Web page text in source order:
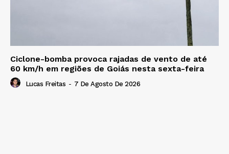
Ciclone-bomba provoca rajadas de vento de até
60 km/h em regiões de Goiás nesta sexta-feira
Lucas Freitas - 7 De Agosto De 2026